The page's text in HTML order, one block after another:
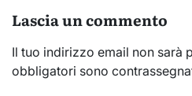
Lascia un commento
Il tuo indirizzo email non sarà
obbligatori sono